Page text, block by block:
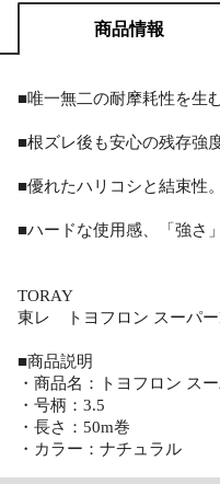
商品情報
■唯一無二の耐摩耗性を生
■根ズレ後も安心の残存強
■優れたハリコシと結束性。
■ハードな使用感、「強さ
TORAY
東レ トヨフロン スーパー
■商品説明
・商品名：トヨフロン ス
・号柄：3.5
・長さ：50m巻
・カラー：ナチュラル